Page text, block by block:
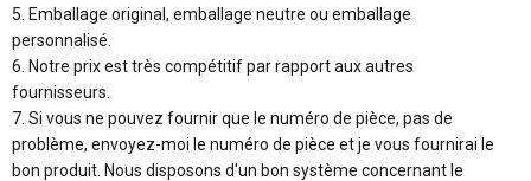
5. Emballage original, emballage neutre ou emballage
personnalisé.
6. Notre prix est très compétitif par rapport aux autres
fournisseurs.
7. Si vous ne pouvez fournir que le numéro de pièce, pas de
problème, envoyez-moi le numéro de pièce et je vous fournirai le
bon produit. Nous disposons d'un bon système concernant le